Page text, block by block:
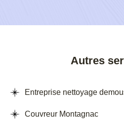
Autres
Entreprise nettoyage
Couvreur Montagnac